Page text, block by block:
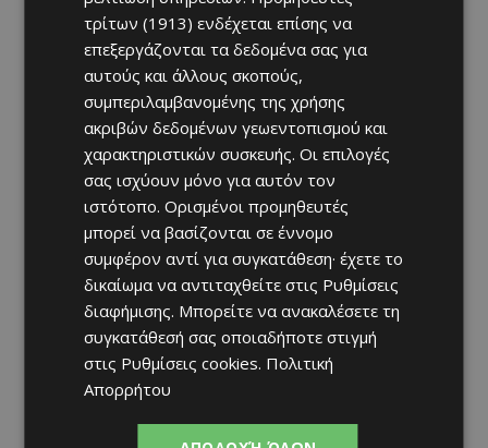
τρίτων (1913) ενδέχεται επίσης να
επεξεργάζονται τα δεδομένα σας για
αυτούς και άλλους σκοπούς,
συμπεριλαμβανομένης της χρήσης
ακριβών δεδομένων γεωεντοπισμού και
χαρακτηριστικών συσκευής. Οι επιλογές
σας ισχύουν μόνο για αυτόν τον
ιστότοπο. Ορισμένοι προμηθευτές
μπορεί να βασίζονται σε έννομο
συμφέρον αντί για συγκατάθεση· έχετε το
δικαίωμα να αντιταχθείτε στις Ρυθμίσεις
διαφήμισης. Μπορείτε να ανακαλέσετε τη
συγκατάθεσή σας οποιαδήποτε στιγμή
στις Ρυθμίσεις cookies. Πολιτική
Απορρήτου